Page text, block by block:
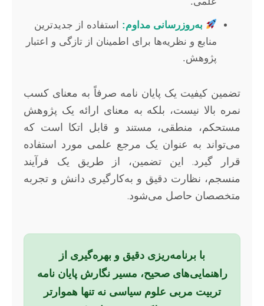
به‌روزرسانی مداوم: استفاده از جدیدترین
منابع و نظریه‌ها برای اطمینان از تازگی و اعتبار
پژوهش.
تضمین کیفیت یک پایان نامه صرفاً به معنای کسب
نمره بالا نیست، بلکه به معنای ارائه یک پژوهش
مستحکم، منطقی، مستند و قابل اتکا است که
می‌تواند به عنوان یک مرجع علمی مورد استفاده
قرار گیرد. این تضمین، از طریق یک فرآیند
منسجم، نظارت دقیق و به‌کارگیری دانش و تجربه
متخصصان حاصل می‌شود.
با برنامه‌ریزی دقیق و بهره‌گیری از
راهنمایی‌های صحیح، مسیر نگارش پایان نامه
تربیت مربی علوم سیاسی نه تنها هموارتر